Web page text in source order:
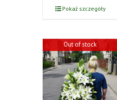
Pokaż szczegóły
Out of stock